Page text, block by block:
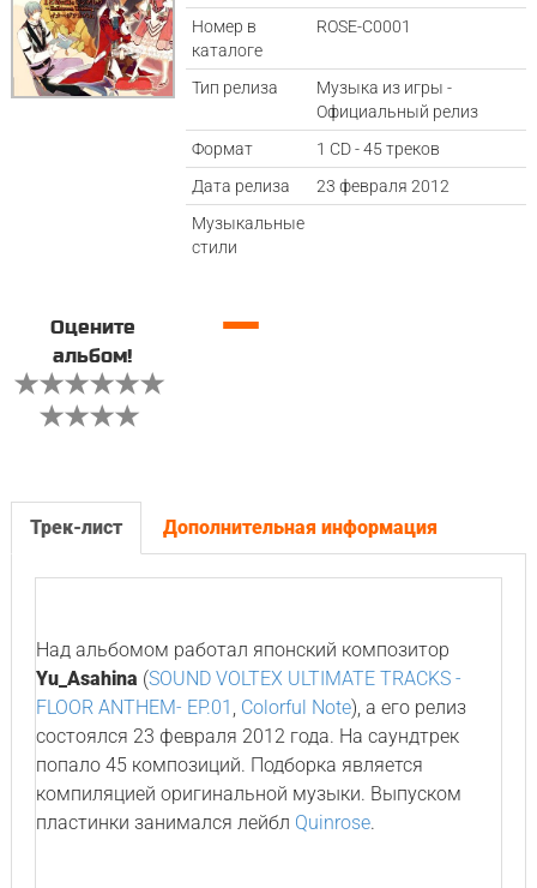
Номер в
каталоге
ROSE-C0001
Тип релиза
Музыка из игры -
Официальный релиз
Формат
1 CD - 45 треков
Дата релиза
23 февраля 2012
Музыкальные
стили
Оцените
альбом!
—
Трек-лист Дополнительная информация
Над альбомом работал японский композитор
Yu_Asahina (SOUND VOLTEX ULTIMATE TRACKS -
FLOOR ANTHEM- EP.01 , Colorful Note), а его релиз
состоялся 23 февраля 2012 года. На саундтрек
попало 45 композиций. Подборка является
компиляцией оригинальной музыки. Выпуском
пластинки занимался лейбл Quinrose.